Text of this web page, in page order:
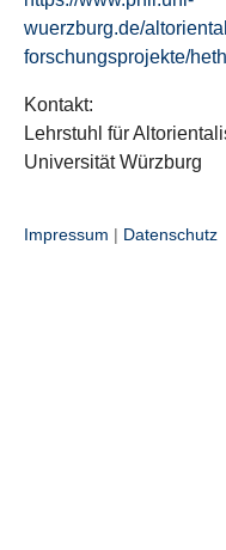
wuerzburg.de/
forschungsprojekte/
Kontakt:
Lehrstuhl für
Universität Würzburg
Impressum | Datenschutz